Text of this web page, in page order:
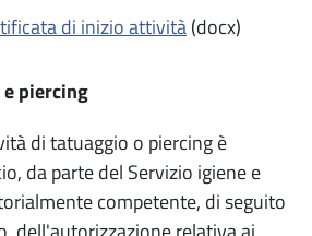
di inizio attività(docx)
piercing
di tatuaggio o piercing è
da parte del Servizio igiene e
competente, di seguito